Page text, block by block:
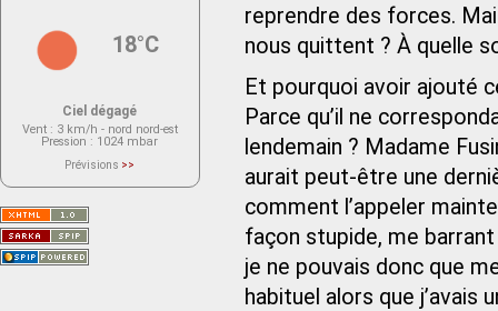
reprendre des forces.
nous quittent ? À quelle
Et pourquoi avoir ajouté
Parce qu’il ne
lendemain ? Madame
aurait peut-être une
comment l’appeler
façon stupide, me
je ne pouvais donc que
habituel alors que j’avais
18°C
Ciel dégagé
Vent : 3 km/h - nord nord-est
Pression : 1024 mbar
Prévisions >>
actuellement aucune prévision
Saint-Nom.
Veuillez consulter le message du
service ci-dessous.
(401 - Invalid API key. Please see
https://openweathermap.org/faq#error401